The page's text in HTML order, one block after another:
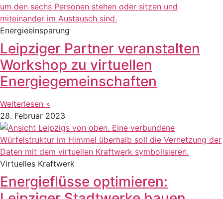
Energieeinsparung
Leipziger Partner veranstalten
Workshop zu virtuellen
Energiegemeinschaften
Weiterlesen »
28. Februar 2023
Virtuelles Kraftwerk
Energieflüsse optimieren: